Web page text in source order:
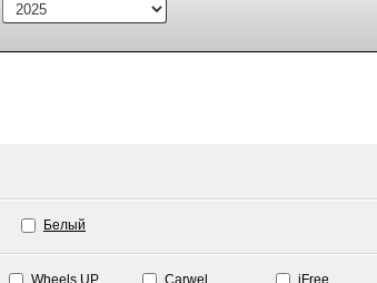
Белый
Wheels UP Carwel iFree